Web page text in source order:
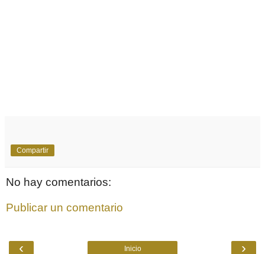
Compartir
No hay comentarios:
Publicar un comentario
‹ ›
Inicio